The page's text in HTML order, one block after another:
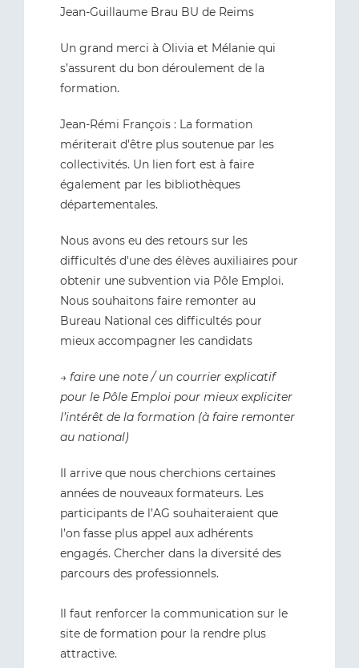
Jean-Guillaume Brau BU de Reims
Un grand merci à Olivia et Mélanie qui
s’assurent du bon déroulement de la
formation.
Jean-Rémi François : La formation
mériterait d'être plus soutenue par les
collectivités. Un lien fort est à faire
également par les bibliothèques
départementales.
Nous avons eu des retours sur les
difficultés d'une des élèves auxiliaires pour
obtenir une subvention via Pôle Emploi.
Nous souhaitons faire remonter au
Bureau National ces difficultés pour
mieux accompagner les candidats
→ faire une note / un courrier explicatif
pour le Pôle Emploi pour mieux expliciter
l’intérêt de la formation (à faire remonter
au national)
Il arrive que nous cherchions certaines
années de nouveaux formateurs. Les
participants de l’AG souhaiteraient que
l’on fasse plus appel aux adhérents
engagés. Chercher dans la diversité des
parcours des professionnels.
Il faut renforcer la communication sur le
site de formation pour la rendre plus
attractive.